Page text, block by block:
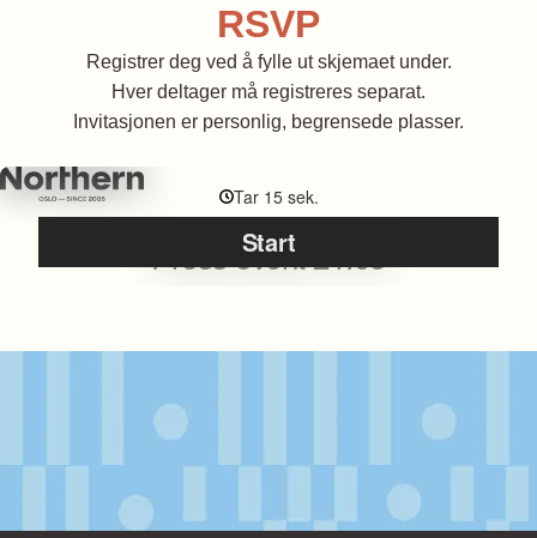
RSVP
Registrer deg ved å fylle ut skjemaet under.
Hver deltager må registreres separat.
Invitasjonen er personlig, begrensede plasser.